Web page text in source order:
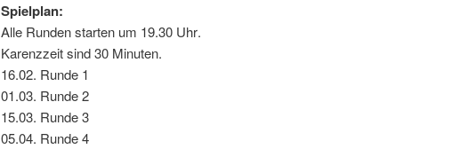
Spielplan:
Alle Runden starten um 19.30 Uhr.
Karenzzeit sind 30 Minuten.
16.02. Runde 1
01.03. Runde 2
15.03. Runde 3
05.04. Runde 4